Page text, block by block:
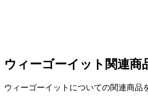
ウィーゴーイット 関連商
ウィーゴーイットについての関連商品